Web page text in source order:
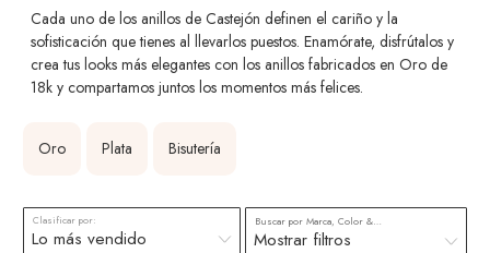
Cada uno de los anillos de Castejón definen el cariño y la
sofisticación que tienes al llevarlos puestos. Enamórate, disfrútalos y
crea tus looks más elegantes con los anillos fabricados en Oro de
18k y compartamos juntos los momentos más felices.
Oro Plata Bisutería
Clasificar por: Buscar por Marca, Color & más
Mostrar filtros